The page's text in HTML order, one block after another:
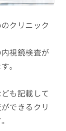
クリニック
視鏡検査が
。
も記載して
できるクリ